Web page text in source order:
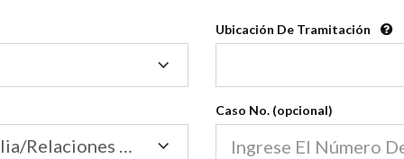
Ubicación De Tramitación
Tramitación
Tribunal de Familia/Relaciones Domésticas
Caso No. (opcional)